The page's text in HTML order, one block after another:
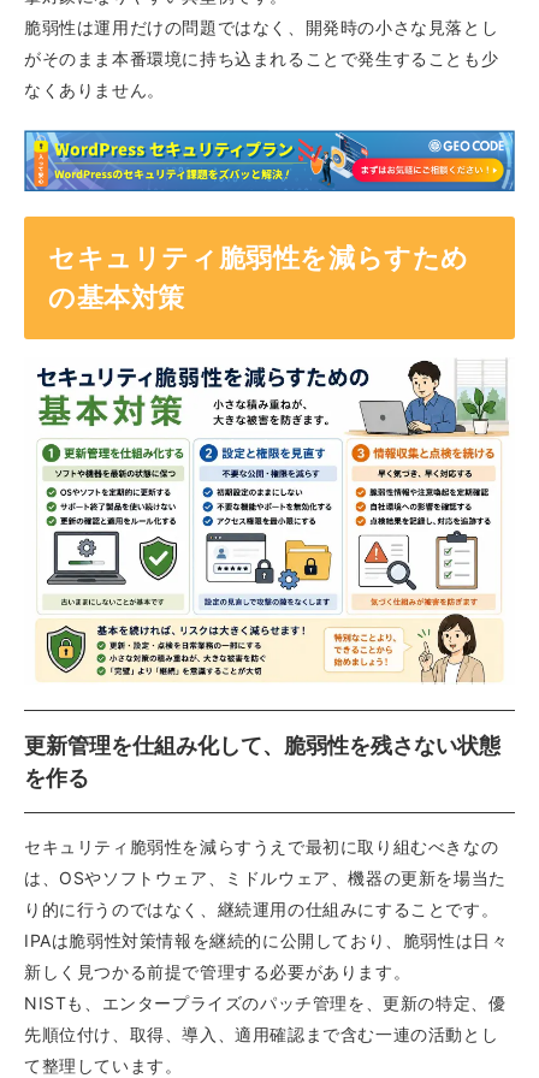
脆弱性は運用だけの問題ではなく、開発時の小さな見落とし
がそのまま本番環境に持ち込まれることで発生することも少
なくありません。
セキュリティ脆弱性を減らすため
の基本対策
更新管理を仕組み化して、脆弱性を残さない状態
を作る
セキュリティ脆弱性を減らすうえで最初に取り組むべきなの
は、OSやソフトウェア、ミドルウェア、機器の更新を場当た
り的に行うのではなく、継続運用の仕組みにすることです。
IPAは脆弱性対策情報を継続的に公開しており、脆弱性は日々
新しく見つかる前提で管理する必要があります。
NISTも、エンタープライズのパッチ管理を、更新の特定、優
先順位付け、取得、導入、適用確認まで含む一連の活動とし
て整理しています。